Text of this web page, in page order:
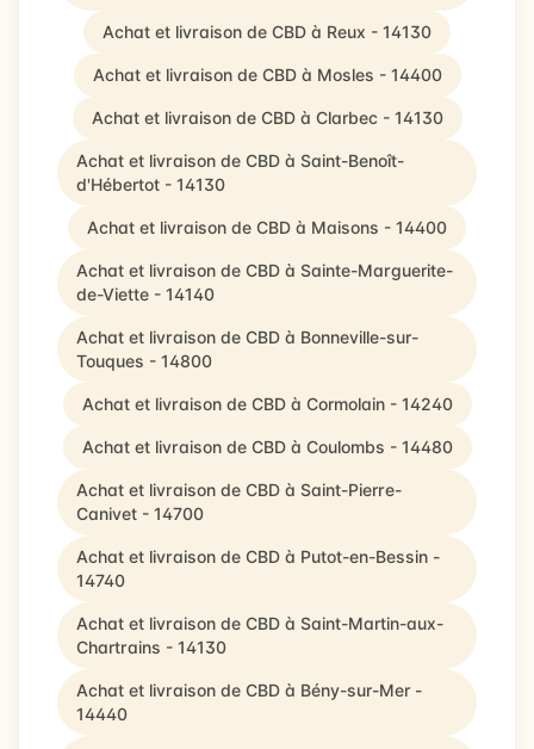
Achat et livraison de CBD à Reux - 14130
Achat et livraison de CBD à Mosles - 14400
Achat et livraison de CBD à Clarbec - 14130
Achat et livraison de CBD à Saint-Benoît-
d'Hébertot - 14130
Achat et livraison de CBD à Maisons - 14400
Achat et livraison de CBD à Sainte-Marguerite-
de-Viette - 14140
Achat et livraison de CBD à Bonneville-sur-
Touques - 14800
Achat et livraison de CBD à Cormolain - 14240
Achat et livraison de CBD à Coulombs - 14480
Achat et livraison de CBD à Saint-Pierre-
Canivet - 14700
Achat et livraison de CBD à Putot-en-Bessin -
14740
Achat et livraison de CBD à Saint-Martin-aux-
Chartrains - 14130
Achat et livraison de CBD à Bény-sur-Mer -
14440